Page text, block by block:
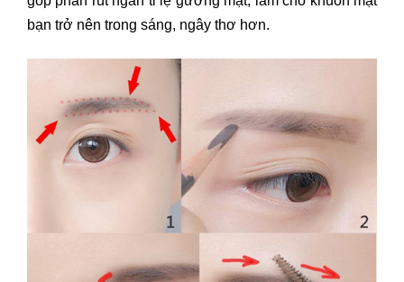
bạn trở nên trong sáng, ngây thơ hơn.